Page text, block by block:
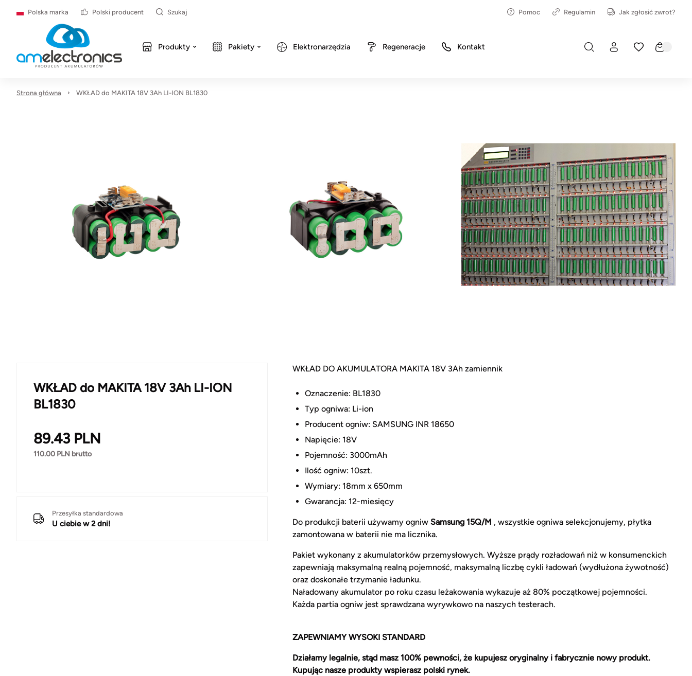
Polska marka Polski producent Szukaj Pomoc Regulamin Jak zgłosić zwrot?
Produkty Pakiety Elektronarzędzia Regeneracje Kontakt
Strona główna WKŁAD do MAKITA 18V 3Ah LI-ION BL1830
WKŁAD do MAKITA 18V 3Ah LI-ION
BL1830
89.43PLN
110.00 PLN brutto
Przesyłka standardowa
U ciebie w 2 dni!
WKŁAD DO AKUMULATORA MAKITA 18V 3Ah zamiennik
Oznaczenie: BL1830
Typ ogniwa: Li-ion
Producent ogniw: SAMSUNG INR 18650
Napięcie: 18V
Pojemność: 3000mAh
Ilość ogniw: 10szt.
Wymiary: 18mm x 650mm
Gwarancja: 12-miesięcy
Do produkcji baterii używamy ogniw Samsung 15Q/M , wszystkie ogniwa selekcjonujemy, płytka
zamontowana w baterii nie ma licznika.
Pakiet wykonany z akumulatorków przemysłowych. Wyższe prądy rozładowań niż w konsumenckich
zapewniają maksymalną realną pojemność, maksymalną liczbę cykli ładowań (wydłużona żywotność)
oraz doskonałe trzymanie ładunku.
Naładowany akumulator po roku czasu leżakowania wykazuje aż 80% początkowej pojemności.
Każda partia ogniw jest sprawdzana wyrywkowo na naszych testerach.
ZAPEWNIAMY WYSOKI STANDARD
Działamy legalnie, stąd masz 100% pewności, że kupujesz oryginalny i fabrycznie nowy produkt.
Kupując nasze produkty wspierasz polski rynek.